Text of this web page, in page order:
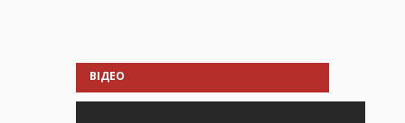
ВІДЕО